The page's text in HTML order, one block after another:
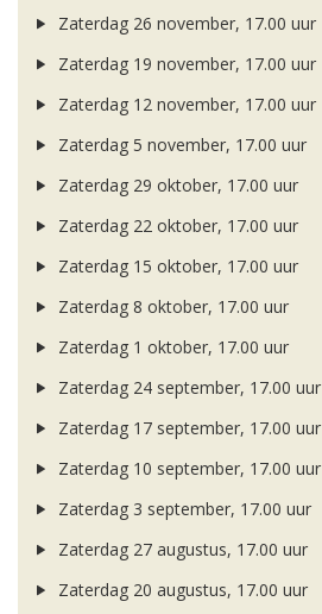
Zaterdag 26 november, 17.00 uur
Zaterdag 19 november, 17.00 uur
Zaterdag 12 november, 17.00 uur
Zaterdag 5 november, 17.00 uur
Zaterdag 29 oktober, 17.00 uur
Zaterdag 22 oktober, 17.00 uur
Zaterdag 15 oktober, 17.00 uur
Zaterdag 8 oktober, 17.00 uur
Zaterdag 1 oktober, 17.00 uur
Zaterdag 24 september, 17.00 uur
Zaterdag 17 september, 17.00 uur
Zaterdag 10 september, 17.00 uur
Zaterdag 3 september, 17.00 uur
Zaterdag 27 augustus, 17.00 uur
Zaterdag 20 augustus, 17.00 uur